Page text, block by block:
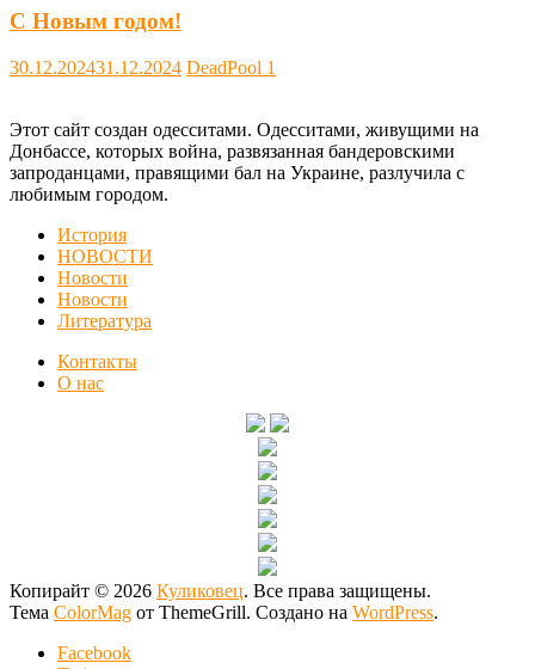
С Новым годом!
30.12.202431.12.2024 DeadPool 1
Этот сайт создан одесситами. Одесситами, живущими на
Донбассе, которых война, развязанная бандеровскими
запроданцами, правящими бал на Украине, разлучила с
любимым городом.
История
НОВОСТИ
Новости
Новости
Литература
Контакты
О нас
Копирайт © 2026 Куликовец. Все права защищены.
Тема ColorMag от ThemeGrill. Создано на WordPress.
Facebook